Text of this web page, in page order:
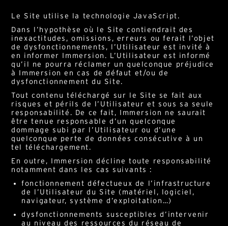
Le Site utilise la technologie JavaScript.
Dans l’hypothèse où le Site contiendrait des
inexactitudes, omissions, erreurs ou ferait l’objet
de dysfonctionnements, l’Utilisateur est invité à
en informer Immersion. L’Utilisateur est informé
qu’il ne pourra réclamer un quelconque préjudice
à Immersion en cas de défaut et/ou de
dysfonctionnement du Site.
Tout contenu téléchargé sur le Site se fait aux
risques et périls de l’Utilisateur et sous sa seule
responsabilité. De ce fait, Immersion ne saurait
être tenue responsable d’un quelconque
dommage subi par l’Utilisateur ou d’une
quelconque perte de données consécutive à un
tel téléchargement.
En outre, Immersion décline toute responsabilité
notamment dans les cas suivants :
fonctionnement défectueux de l’infrastructure
de l’Utilisateur du Site (matériel, logiciel,
navigateur, système d’exploitation…)
dysfonctionnements susceptibles d’intervenir
au niveau des ressources du réseau de